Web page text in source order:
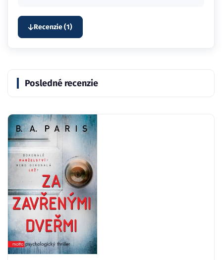
BELETRIA
Za zavřenými dveřmi